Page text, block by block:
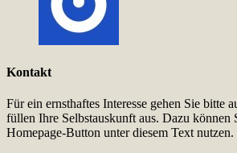
Kontakt
Für ein ernsthaftes Interesse gehen Sie bitte
füllen Ihre Selbstauskunft aus. Dazu können
Homepage-Button unter diesem Text nutzen.